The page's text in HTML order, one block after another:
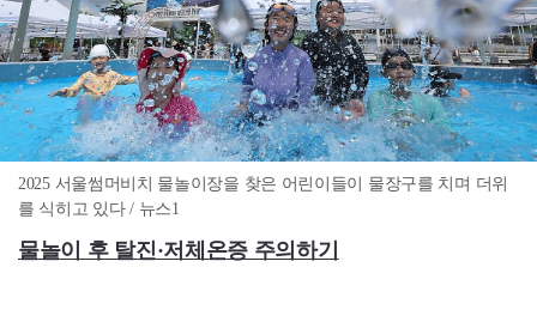
2025 서울썸머비치 물놀이장을 찾은 어린이들이 물장구를 치며 더위
를 식히고 있다 / 뉴스1
물놀이 후 탈진·저체온증 주의하기